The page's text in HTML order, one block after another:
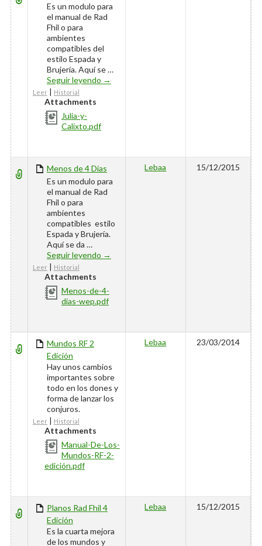
Es un modulo para
el manual de Rad
Fhil o para
ambientes
compatibles del
estilo Espada y
Brujería. Aquí se …
Seguir leyendo Julia y Calixto
→
Leer | Historial
Attachments
Julia-y-
Calixto.pdf
Menos de 4 Dias
Es un modulo para
el manual de Rad
Fhil o para
ambientes
compatibles estilo
Espada y Brujería.
Aquí se da …
Seguir leyendo Menos de 4 Dias
→
Leer | Historial
Attachments
Menos-de-4-
dias-wep.pdf
Lebaa 15/12/2015
Mundos RF 2
Edición
Hay unos cambios
importantes sobre
todo en los dones y
forma de lanzar los
conjuros.
Leer | Historial
Attachments
Manual-De-Los-
Mundos-RF-2-
edición.pdf
Lebaa 23/03/2014
Planos Rad Fhil 4
Edición
Es la cuarta mejora
de los mundos y
Lebaa 15/12/2015